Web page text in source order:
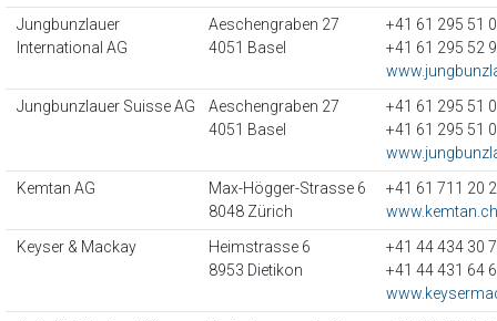
Jungbunzlauer
International AG
Aeschengraben 27
4051 Basel
+41 61 295 51
+41 61 295 52
Jungbunzlauer Suisse AG
Aeschengraben 27
4051 Basel
+41 61 295 51
+41 61 295 51
Kemtan AG
Max-Högger-Strasse 6
8048 Zürich
+41 61 711 20
www.kemtan.ch
Keyser & Mackay
Heimstrasse 6
8953 Dietikon
+41 44 434 30
+41 44 431 64